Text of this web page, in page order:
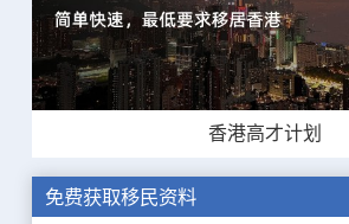
香港高才计划
免费获取移民资料